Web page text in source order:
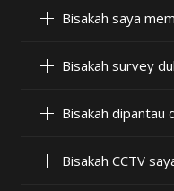
Bisakah saya
Bisakah survey
Bisakah dipantau
Bisakah CCTV